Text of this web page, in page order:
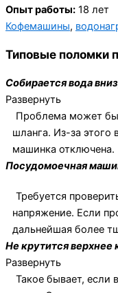
Опыт работы: 18 лет
Кофемашины,
Типовые поломки
Собирается вода
Развернуть
Проблема может
шланга. Из-за этого
машинка отключена.
Посудомоечная
Требуется
напряжение. Если
дальнейшая более
Не крутится
Развернуть
Такое бывает, если